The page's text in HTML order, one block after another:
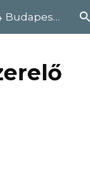
Skip to navigation
TV SZERELŐ (0620) 977-9014 Budapest, Pest megye